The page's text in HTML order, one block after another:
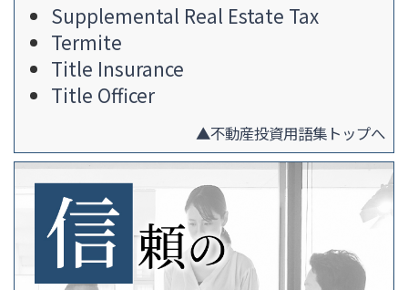
Supplemental Real Estate Tax
Termite
Title Insurance
Title Officer
▲不動産投資用語集トップへ